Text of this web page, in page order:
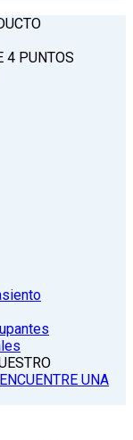
4 PUNTOS
ENCUENTRE UNA